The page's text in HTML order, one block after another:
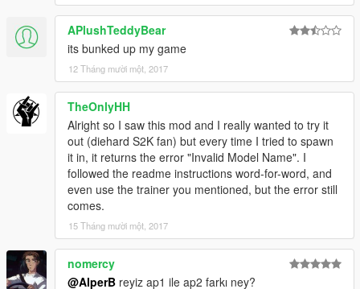
APlushTeddyBear
its bunked up my game
12 Tháng mười một, 2017
TheOnlyHH
Alright so I saw this mod and I really wanted to try it
out (diehard S2K fan) but every time I tried to spawn
it in, it returns the error "Invalid Model Name". I
followed the readme instructions word-for-word, and
even use the trainer you mentioned, but the error still
comes.
15 Tháng mười một, 2017
nomercy
@AlperB reyiz ap1 ile ap2 farkı ney?